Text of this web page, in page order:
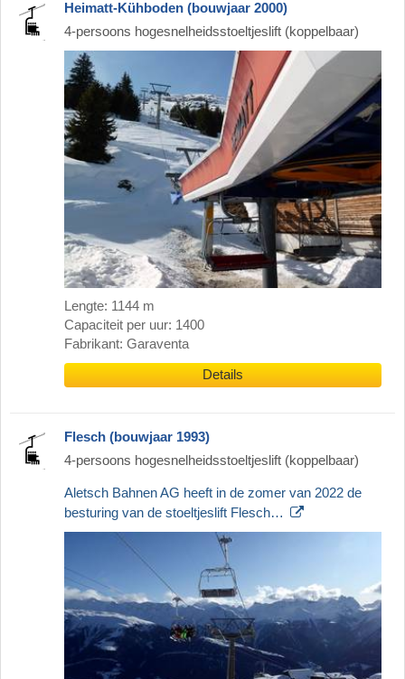
Heimatt-Kühboden (bouwjaar 2000)
4-persoons hogesnelheidsstoeltjeslift (koppelbaar)
Lengte: 1144 m
Capaciteit per uur: 1400
Fabrikant: Garaventa
Details
Flesch (bouwjaar 1993)
4-persoons hogesnelheidsstoeltjeslift (koppelbaar)
Aletsch Bahnen AG heeft in de zomer van 2022 de
besturing van de stoeltjeslift Flesch…